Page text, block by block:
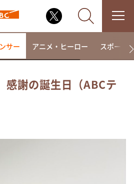
TV
ラエティ！～ やすとものいたっ
サー アニメ・ヒーロー スポーツ
謝の誕生日（ABCテ